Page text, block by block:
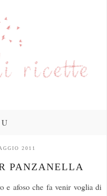
2011
PANZANELLA
e afoso che fa venir voglia di